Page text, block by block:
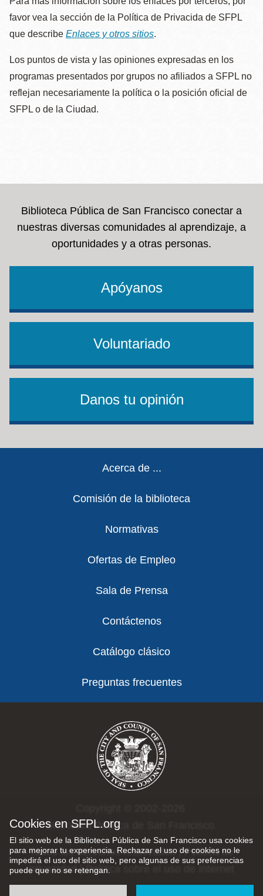
Cookies en SFPL.org
El sitio web de la Biblioteca Pública de San Francisco usa cookies
para mejorar tu experiencia. Rechazar el uso de cookies no le
impedirá el uso del sitio web, pero algunas de sus preferencias
puede que no se retengan.
favor vea la sección de la Política de Privacida de SFPL
que describe Enlaces y otros sitios.
Los puntos de vista y las opiniones expresadas en los
programas presentados por grupos no afiliados a SFPL no
reflejan necesariamente la política o la posición oficial de
SFPL o de la Ciudad.
Biblioteca Pública de San Francisco conectar a
nuestras diversas comunidades al aprendizaje, a
oportunidades y a otras personas.
Apóyanos
Voluntariado
Danos tu opinión
Acerca de ...
Comisión de la biblioteca
Normativas
Ofertas de Empleo
Sala de Prensa
Contáctenos
Catálogo clásico
Preguntas frecuentes
Biblioteca Pública de San Francisco.
Todos los derechos reservados |Política de
privacidad|Política sobre el uso de Internet